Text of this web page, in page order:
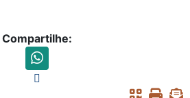
Compartilhe: